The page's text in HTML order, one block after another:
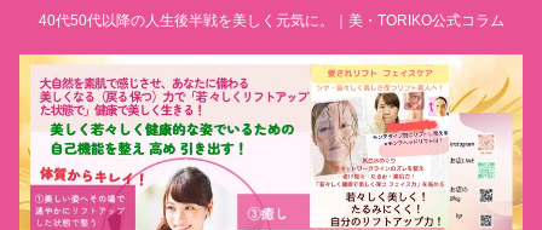
40代50代以降の人生後半戦を美しく元気に。｜美・TORIKO公式コラム